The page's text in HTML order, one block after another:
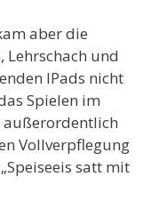
aber die
Lehrschach und
IPads nicht
Spielen im
außerordentlich
Vollverpflegung
satt mit